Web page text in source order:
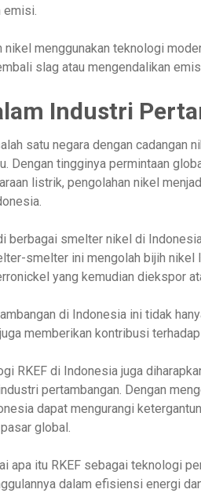
emisi.
menggunakan teknologi
slag atau mengendalikan
Industri
satu negara dengan cadangan
Dengan tingginya permintaan
listrik, pengolahan nikel
berbagai smelter nikel di
smelter ini mengolah bijih nikel
yang kemudian diekspor
di Indonesia ini tidak
memberikan kontribusi
RKEF di Indonesia juga
pertambangan. Dengan
dapat mengurangi
global.
apa itu RKEF sebagai teknologi
dalam efisiensi energi